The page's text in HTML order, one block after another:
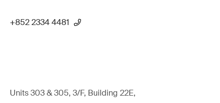
+852 2334 4481
Units 303 & 305, 3/F, Building 22E,